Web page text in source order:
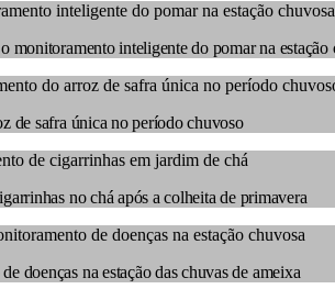
monitoramento inteligente do pomar na estação
de safra única no período chuvoso
no chá após a colheita de primavera
doenças na estação das chuvas de ameixa